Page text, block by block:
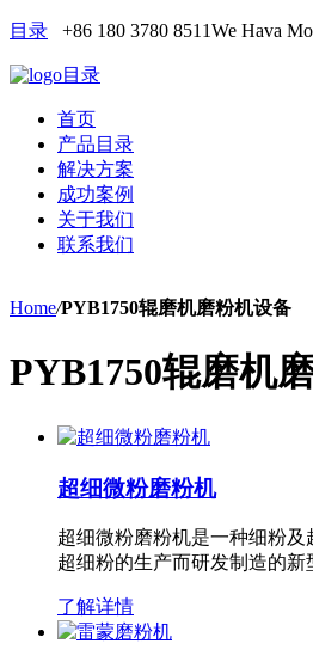
目录 +86 180 3780 8511We Hava
目录
首页
产品目录
解决方案
成功案例
关于我们
联系我们
Home/PYB1750辊磨机磨粉机设备
PYB1750辊磨机
超细微粉磨粉机
超细微粉磨粉机是一种细粉
超细粉的生产而研发制造的
了解详情